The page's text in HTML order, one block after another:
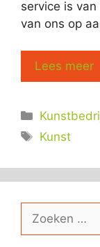
service is
van ons op
Lees meer
Tags
Kunst
naar: